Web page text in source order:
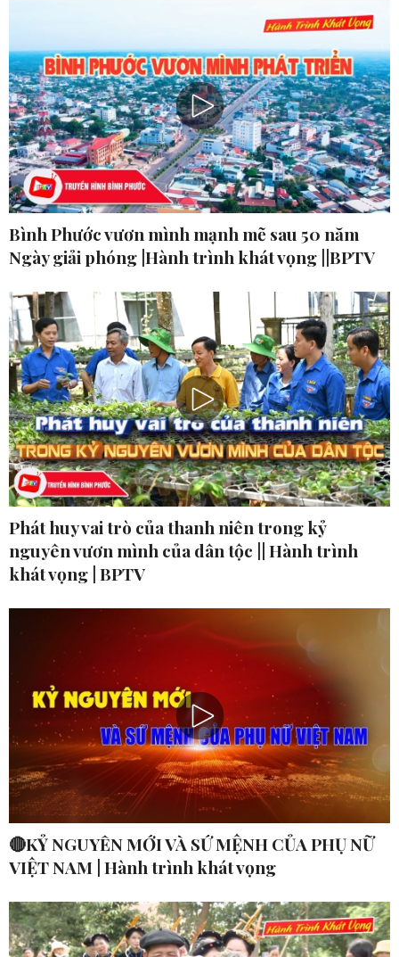
Bình Phước vươn mình mạnh mẽ sau 50 năm
Ngày giải phóng |Hành trình khát vọng ||BPTV
Phát huy vai trò của thanh niên trong kỷ
nguyên vươn mình của dân tộc || Hành trình
khát vọng | BPTV
🔴KỶ NGUYÊN MỚI VÀ SỨ MỆNH CỦA PHỤ NỮ
VIỆT NAM | Hành trình khát vọng